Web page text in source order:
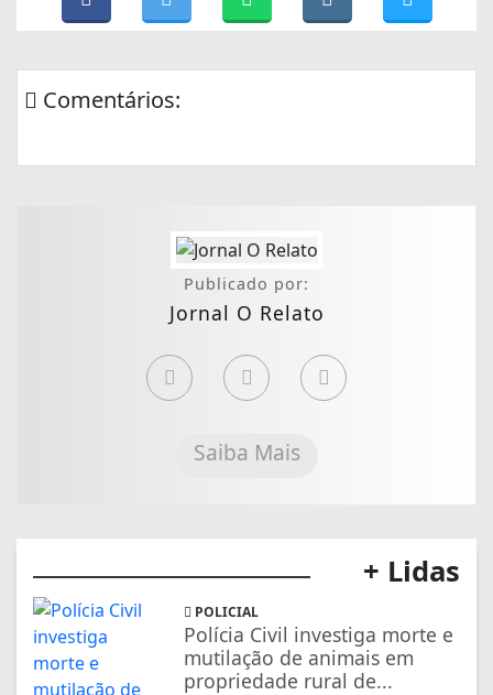
Comentários:
Publicado por:
Jornal O Relato
Saiba Mais
+ Lidas
POLICIAL
Polícia Civil investiga morte e
mutilação de animais em
propriedade rural de...